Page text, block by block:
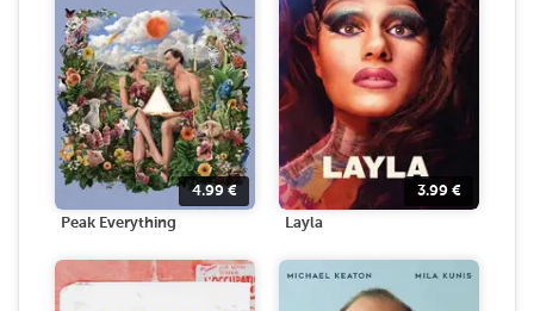
4.99€
Peak Everything
3.99 €
Layla